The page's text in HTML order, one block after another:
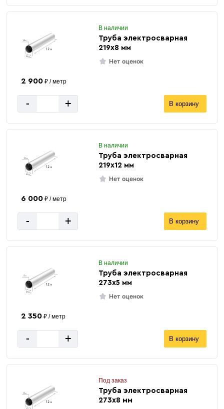
В наличии
Труба электросварная
219х8 мм
Нет оценок
2 900 ₽ / метр
- + В корзину
В наличии
Труба электросварная
219х12 мм
Нет оценок
6 000 ₽ / метр
- + В корзину
В наличии
Труба электросварная
273х5 мм
Нет оценок
2 350 ₽ / метр
- + В корзину
Под заказ
Труба электросварная
273х8 мм